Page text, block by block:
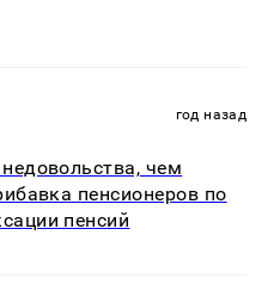
год назад
чем
пенсионеров по
пенсий